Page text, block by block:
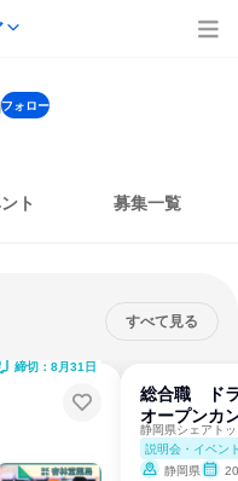
フォロー
ト 募集一覧
すべて見る
締切：8月31日
総合職 ド
オープンカ
説明会・イベン
静岡県